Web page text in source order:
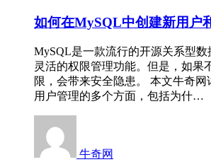
如何在MySQL中创建新用户
MySQL是一款流行的开源关系型
灵活的权限管理功能。但是，如果
限，会带来安全隐患。 本文牛奇网
用户管理的多个方面，包括为什…
牛奇网